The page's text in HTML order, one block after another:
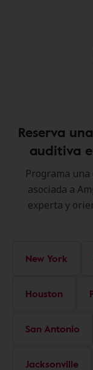
Reserva
auditiva
Programa
asociada a
experta y
New York
Houston
San Antonio
Jacksonville